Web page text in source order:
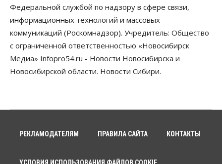
06 Августа 2026, 11:00
Общество
Медики готовятся к второму пику активности
клещей в Новосибирской области
06 Августа 2026, 10:00
06 Августа 2026, 09:00
Застройщики Новосибирска
Федеральной службой по надзору в сфере связи,
информационных технологий и массовых
коммуникаций (Роскомнадзор). Учредитель: Общество
с ограниченной ответственностью «Новосибирск
Медиа» Infopro54.ru - Новости Новосибирска и
Новосибирской области. Новости Сибири.
РЕКЛАМОДАТЕЛЯМ ПРАВИЛА САЙТА КОНТАКТЫ